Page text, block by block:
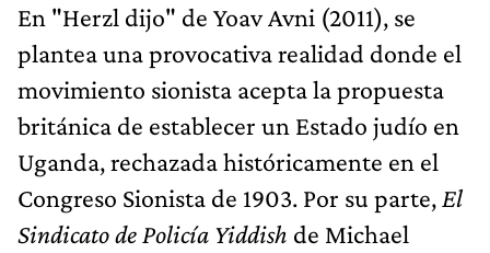
En "Herzl dijo" de Yoav Avni (2011), se
plantea una provocativa realidad donde el
movimiento sionista acepta la propuesta
británica de establecer un Estado judío en
Uganda, rechazada históricamente en el
Congreso Sionista de 1903. Por su parte, El
Sindicato de Policía Yiddish de Michael